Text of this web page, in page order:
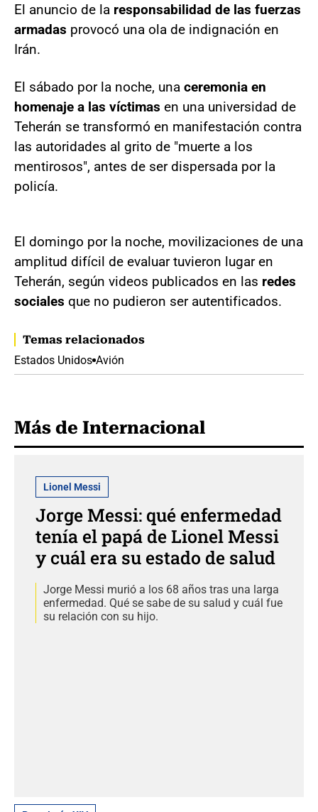
El anuncio de la responsabilidad de las fuerzas
armadas provocó una ola de indignación en
Irán.
El sábado por la noche, una ceremonia en
homenaje a las víctimas en una universidad de
Teherán se transformó en manifestación contra
las autoridades al grito de "muerte a los
mentirosos", antes de ser dispersada por la
policía.
El domingo por la noche, movilizaciones de una
amplitud difícil de evaluar tuvieron lugar en
Teherán, según videos publicados en las redes
sociales que no pudieron ser autentificados.
Temas relacionados
Estados Unidos Avión
Más de Internacional
Lionel Messi
Jorge Messi: qué enfermedad
tenía el papá de Lionel Messi
y cuál era su estado de salud
Jorge Messi murió a los 68 años tras una larga
enfermedad. Qué se sabe de su salud y cuál fue
su relación con su hijo.